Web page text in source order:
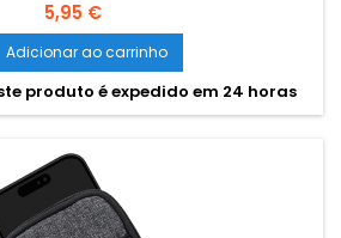
e almofadado para uma melhor
5 estampagens diferentes, sortidas.
Preço
5,95 €
Adicionar ao carrinho
produto é expedido em 24 horas